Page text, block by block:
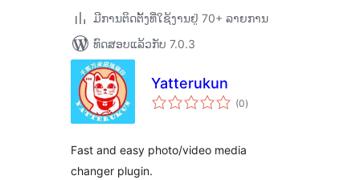
ມີການຕິດຕັ້ງທີ່ໃຊ້ງານຢູ່ 70+ ລາຍການ
ທົດສອບແລ້ວກັບ 7.0.3
Yatterukun
(0ຄະແນນ
ທັງໝົດ
)
Fast and easy photo/video media
changer plugin.